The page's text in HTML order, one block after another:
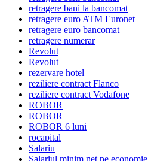
retragere bani la bancomat
retragere euro ATM Euronet
retragere euro bancomat
retragere numerar
Revolut
Revolut
rezervare hotel
reziliere contract Flanco
reziliere contract Vodafone
ROBOR
ROBOR
ROBOR 6 luni
rocapital
Salariu